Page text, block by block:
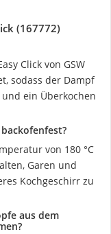
(167772)
Click von GSW
sodass der Dampf
ein Überkochen
von 180 °C
Garen und
Kochgeschirr zu
aus dem